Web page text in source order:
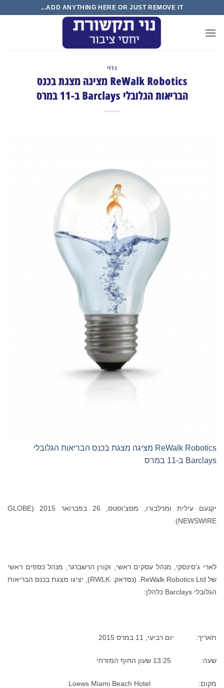
content
ADD ANYTHING HERE OR JUST REMOVE IT...
כללי
ReWalk Robotics מציגה מצגת בכנס
הבריאות הגלובלי Barclays ב-11 במרס
ReWalk Robotics מציגה מצגת בכנס הבריאות הגלובלי
Barclays ב-11 במרס
יקנעם עילית ומרלבורו, מסצ'וסטס, 26 בפברואר 2015 (GLOBE
NEWSWIRE):
לארי ג'סינסקי, מנהל עסקים ראשי, וקווין הרשברגר, מנהל כספים ראשי
של ReWalk Robotics Ltd. (נסדאק: RWLK), יציגו מצגת בכנס הבריאות
הגלובלי Barclays כלהלן:
תאריך: יום רביעי, 11 במרס 2015
שעה: 13:25 שעון החוף המזרחי
מקום: Loews Miami Beach Hotel